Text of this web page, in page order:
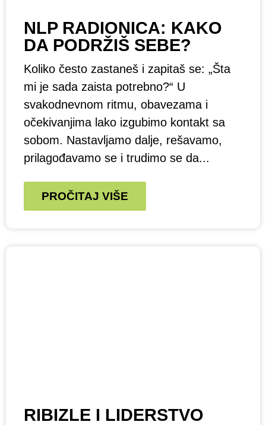
NLP RADIONICA: KAKO
DA PODRŽIŠ SEBE?
Koliko često zastaneš i zapitaš se: „Šta
mi je sada zaista potrebno?“ U
svakodnevnom ritmu, obavezama i
očekivanjima lako izgubimo kontakt sa
sobom. Nastavljamo dalje, rešavamo,
prilagođavamo se i trudimo se da...
PROČITAJ VIŠE
RIBIZLE I LIDERSTVO